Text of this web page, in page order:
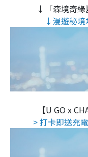
↓「森境奇緣
↓漫遊秘境
【U GO x
> 打卡即送充